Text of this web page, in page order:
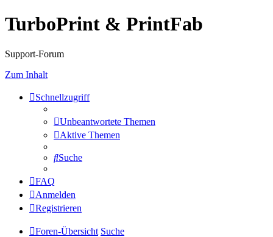
TurboPrint & PrintFab
Support-Forum
Zum Inhalt
Schnellzugriff
Unbeantwortete Themen
Aktive Themen
Suche
FAQ
Anmelden
Registrieren
Foren-Übersicht Suche